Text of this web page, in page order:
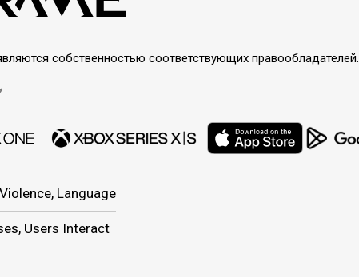
собственностью соответствующих правообладателей.
Language
Users Interact